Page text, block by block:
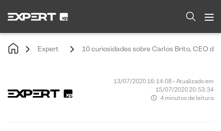
Expert 10 curiosidades sobre Carlos Brito, CEO
13/07/2020 16:14:08 • Atualizado em
15/07/2020 20:53:34
4 minutos de leitura